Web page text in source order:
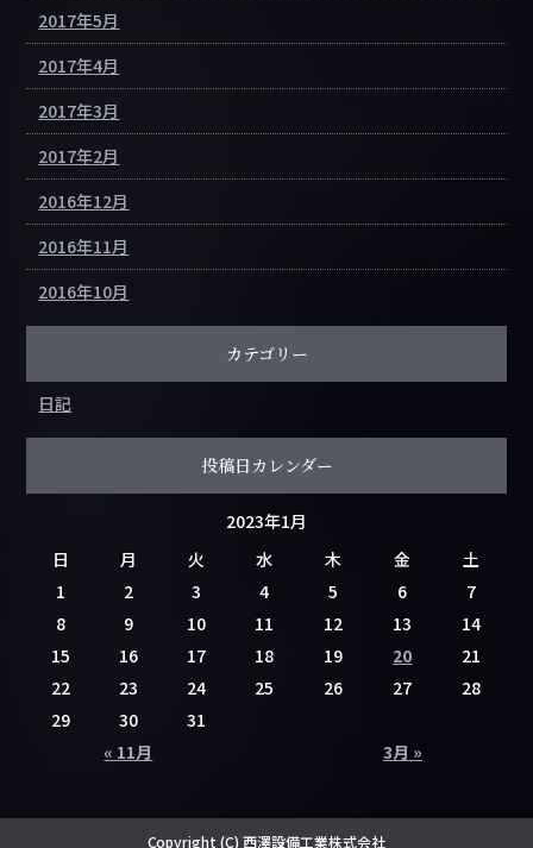
2017年5月
2017年4月
2017年3月
2017年2月
2016年12月
2016年11月
2016年10月
カテゴリー
日記
投稿日カレンダー
2023年1月
日
月 火 水 木 金 土
« 11月 3月 »
1 2 3 4 5 6
7
8
9 10 11 12 13
14
15
16 17 18 19 20
21
22
23 24 25 26 27
28
29
30 31
Copyright (C) 西澤設備工業株式会社